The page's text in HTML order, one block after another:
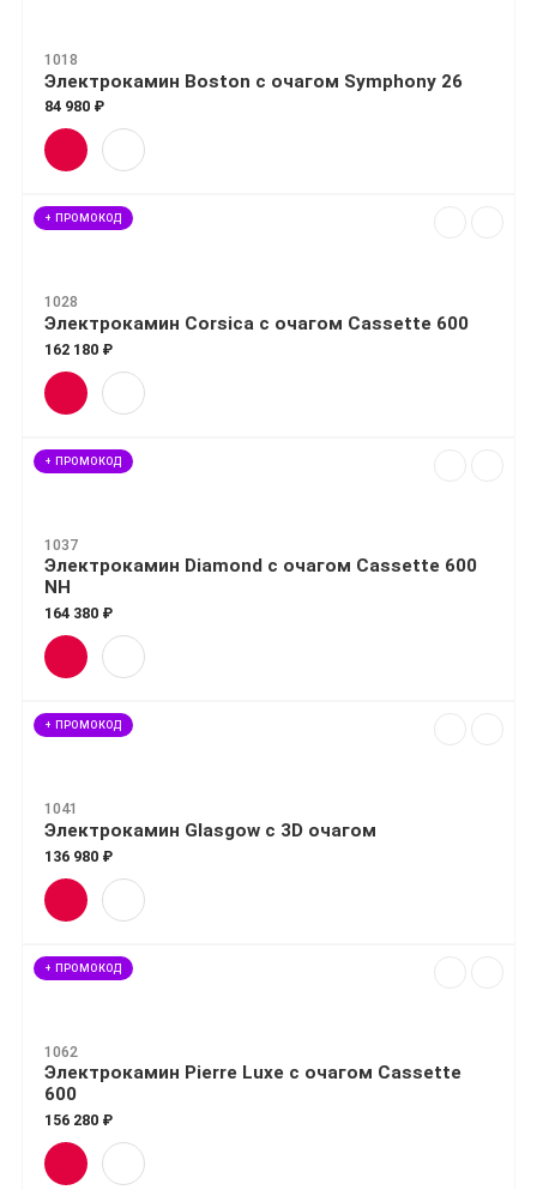
1018
Электрокамин Boston с очагом Symphony 26
84 980 ₽
+ ПРОМОКОД
1028
Электрокамин Corsica с очагом Cassette 600
162 180 ₽
+ ПРОМОКОД
1037
Электрокамин Diamond с очагом Cassette 600
NH
164 380 ₽
+ ПРОМОКОД
1041
Электрокамин Glasgow с 3D очагом
136 980 ₽
+ ПРОМОКОД
1062
Электрокамин Pierre Luxe с очагом Cassette
600
156 280 ₽